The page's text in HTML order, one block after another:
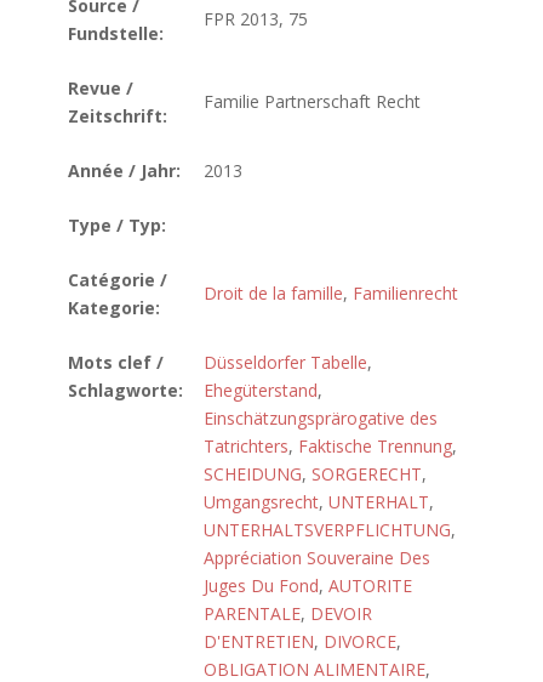
Source /
Fundstelle:
FPR 2013, 75
Revue /
Zeitschrift:
Familie Partnerschaft Recht
Année / Jahr: 2013
Type / Typ:
Catégorie /
Kategorie:
Droit de la famille, Familienrecht
Mots clef /
Schlagworte:
Düsseldorfer Tabelle,
Ehegüterstand,
Einschätzungsprärogative des
Tatrichters, Faktische Trennung,
SCHEIDUNG, SORGERECHT,
Umgangsrecht, UNTERHALT,
UNTERHALTSVERPFLICHTUNG,
Appréciation Souveraine Des
Juges Du Fond, AUTORITE
PARENTALE, DEVOIR
D'ENTRETIEN, DIVORCE,
OBLIGATION ALIMENTAIRE,